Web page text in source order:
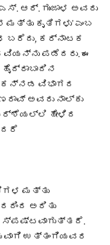
ಆರ್. ಗುಂಜಾಳ ಅವರು
ಕೃತಿಗಳು’ ಎಂಬ
ಬರೆದು, ಕರ್ನಾಟಕ
ಪಡೆದರು. ಈ
ವಿಭಾಗದ
ಅವರು ನಾಲ್ಕು
ಹೇಳಿದ
ಮತ್ತು
ಅರಿತು
ಸ್ಪಷ್ಟವಾಗುತ್ತದೆ.
ಉತ್ತಂಗಿಯವರ